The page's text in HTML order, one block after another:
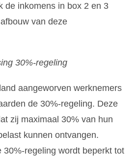
de inkomens in box 2 en 3
van deze
30%-regeling
aangeworven werknemers
de 30%-regeling. Deze
zij maximaal 30% van hun
kunnen ontvangen.
30%-regeling wordt beperkt tot